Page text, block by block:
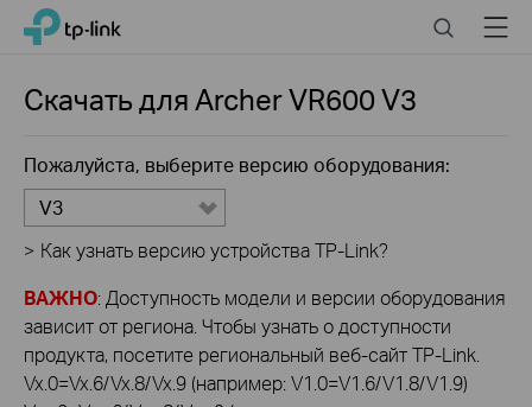
Click
navigation
TP-Link, Reliably Smart SearchMenu
Скачать дляArcher VR600V3
Пожалуйста, выберите версию оборудования:
V3
> Как узнать версию устройства TP-Link?
ВАЖНО: Доступность модели и версии оборудования
зависит от региона. Чтобы узнать о доступности
продукта, посетите региональный веб-сайт TP-Link.
Vx.0=Vx.6/Vx.8/Vx.9 (например: V1.0=V1.6/V1.8/V1.9)